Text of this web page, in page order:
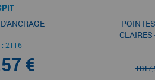
: 2116
€
CLAIRES